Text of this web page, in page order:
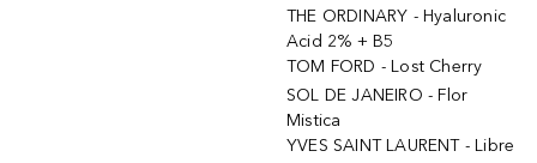
THE ORDINARY - Hyaluronic
Acid 2% + B5
TOM FORD - Lost Cherry
SOL DE JANEIRO - Flor
Mistica
YVES SAINT LAURENT - Libre